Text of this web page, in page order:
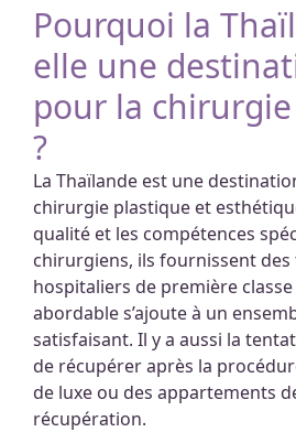
Pourquoi la
elle une
pour la
?
La Thaïlande est une
chirurgie plastique et
qualité et les compétences
chirurgiens, ils fournissent
hospitaliers de première
abordable s’ajoute à un
satisfaisant. Il y a aussi la
de récupérer après la
de luxe ou des appartements
récupération.